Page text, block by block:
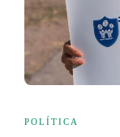
POLÍTICA